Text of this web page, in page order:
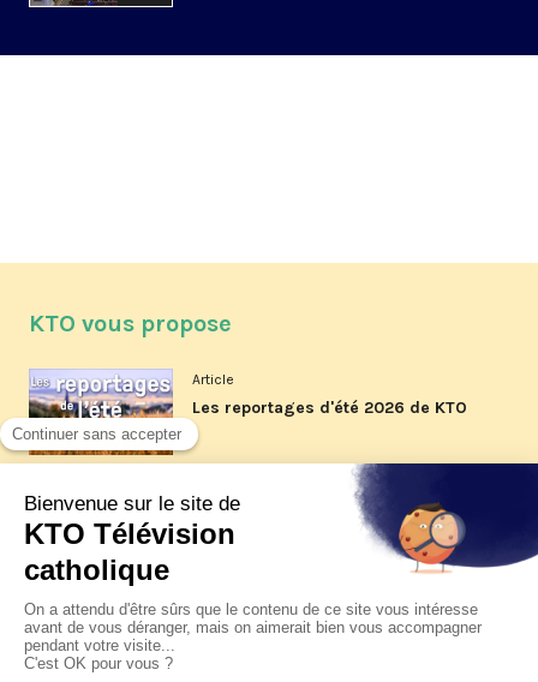
KTO vous propose
Article
Les reportages d'été 2026 de KTO
La visite pastorale du pape Léon
XIV à Assise à suivre sur KTO le
Article
Le pape en Uruguay, Argentine et